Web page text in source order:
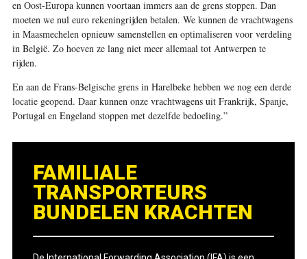
en Oost-Europa kunnen voortaan immers aan de grens stoppen. Dan
moeten we nul euro rekeningrijden betalen. We kunnen de vrachtwagens
in Maasmechelen opnieuw samenstellen en optimaliseren voor verdeling
in België. Zo hoeven ze lang niet meer allemaal tot Antwerpen te
rijden.
En aan de Frans-Belgische grens in Harelbeke hebben we nog een derde
locatie geopend. Daar kunnen onze vrachtwagens uit Frankrijk, Spanje,
Portugal en Engeland stoppen met dezelfde bedoeling.”
FAMILIALE
TRANSPORTEURS
BUNDELEN KRACHTEN